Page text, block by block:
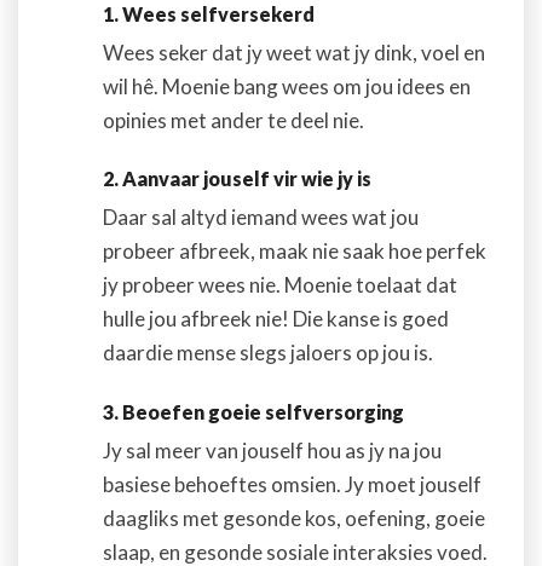
1. Wees selfversekerd
Wees seker dat jy weet wat jy dink, voel en
wil hê. Moenie bang wees om jou idees en
opinies met ander te deel nie.
2. Aanvaar jouself vir wie jy is
Daar sal altyd iemand wees wat jou
probeer afbreek, maak nie saak hoe perfek
jy probeer wees nie. Moenie toelaat dat
hulle jou afbreek nie! Die kanse is goed
daardie mense slegs jaloers op jou is.
3. Beoefen goeie selfversorging
Jy sal meer van jouself hou as jy na jou
basiese behoeftes omsien. Jy moet jouself
daagliks met gesonde kos, oefening, goeie
slaap, en gesonde sosiale interaksies voed.